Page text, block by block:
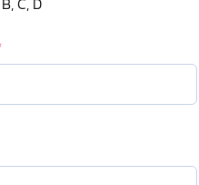
(required)